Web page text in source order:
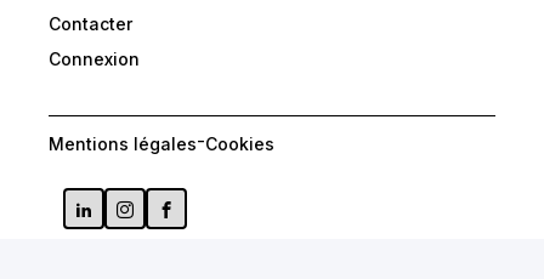
Contacter
Connexion
Mentions légales-Cookies